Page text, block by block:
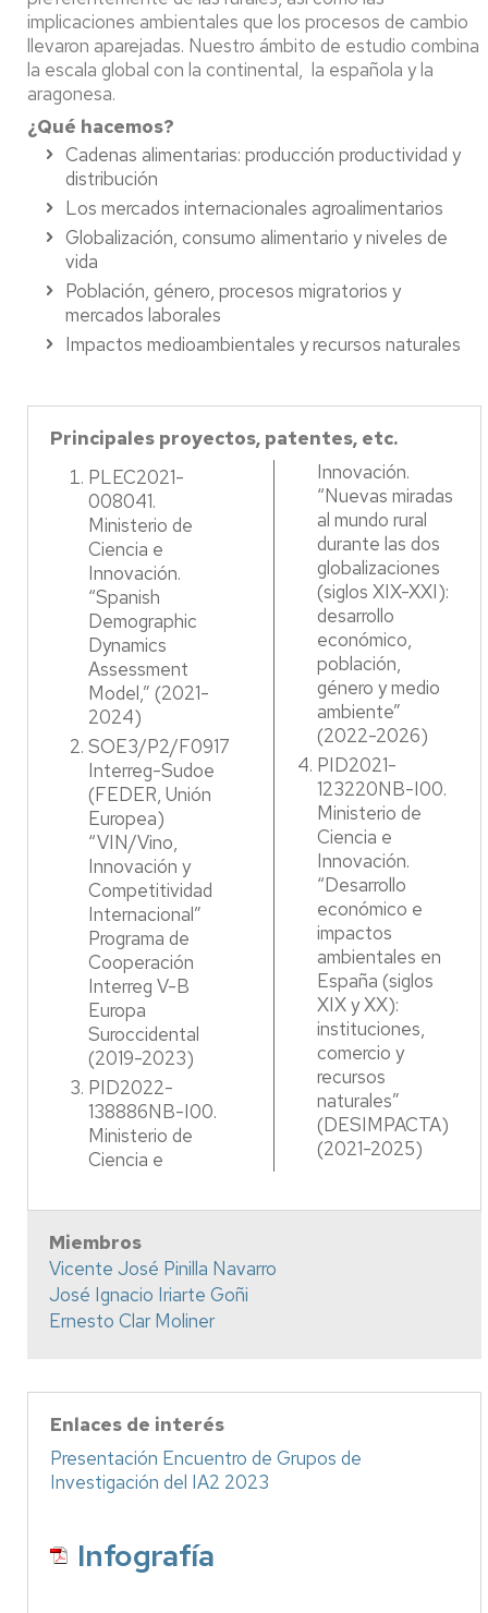
implicaciones ambientales que los procesos de cambio
llevaron aparejadas. Nuestro ámbito de estudio combina
la escala global con la continental, la española y la
aragonesa.
¿Qué hacemos?
Cadenas alimentarias: producción productividad y
distribución
Los mercados internacionales agroalimentarios
Globalización, consumo alimentario y niveles de
vida
Población, género, procesos migratorios y
mercados laborales
Impactos medioambientales y recursos naturales
Principales proyectos, patentes, etc.
PLEC2021-
008041.
Ministerio de
Ciencia e
Innovación.
“Spanish
Demographic
Dynamics
Assessment
Model,” (2021-
2024)
SOE3/P2/F0917
Interreg-Sudoe
(FEDER, Unión
Europea)
“VIN/Vino,
Innovación y
Competitividad
Internacional”
Programa de
Cooperación
Interreg V-B
Europa
Suroccidental
(2019-2023)
PID2022-
138886NB-I00.
Ministerio de
Ciencia e
Innovación.
“Nuevas miradas
al mundo rural
durante las dos
globalizaciones
(siglos XIX-XXI):
desarrollo
económico,
población,
género y medio
ambiente”
(2022-2026)
PID2021-
123220NB-I00.
Ministerio de
Ciencia e
Innovación.
“Desarrollo
económico e
impactos
ambientales en
España (siglos
XIX y XX):
instituciones,
comercio y
recursos
naturales”
(DESIMPACTA)
(2021-2025)
Miembros
Vicente José Pinilla Navarro
José Ignacio Iriarte Goñi
Ernesto Clar Moliner
Enlaces de interés
Presentación Encuentro de Grupos de
Investigación del IA2 2023
Infografía